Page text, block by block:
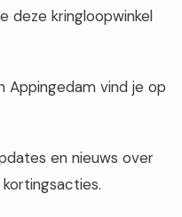
deze kringloopwinkel
Appingedam vind je op
en nieuws over